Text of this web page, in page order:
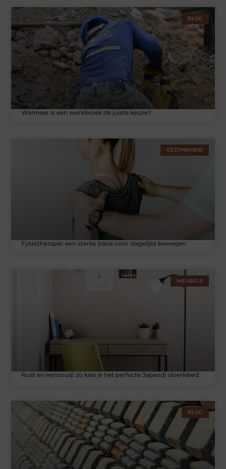
BLOG
Wanneer is een werkbroek de juiste keuze?
GEZONDHEID
Fysiotherapie: een sterke basis voor dagelijks bewegen
MEUBELS
Rust en eenvoud: zo kies je het perfecte Japandi vloerkleed
BLOG